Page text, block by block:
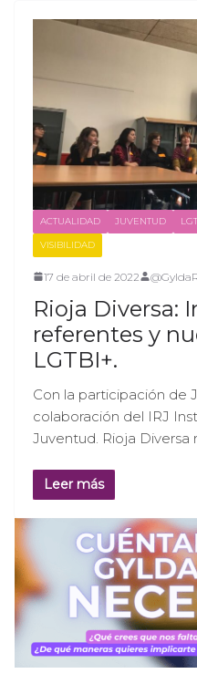
ACTUALIDAD JUVENTUD
VISIBILIDAD
17 de abril de 2022
Rioja Diversa:
referentes y
LGTBI+.
Con la participación de
colaboración del IRJ
Juventud. Rioja Diversa
Leer más